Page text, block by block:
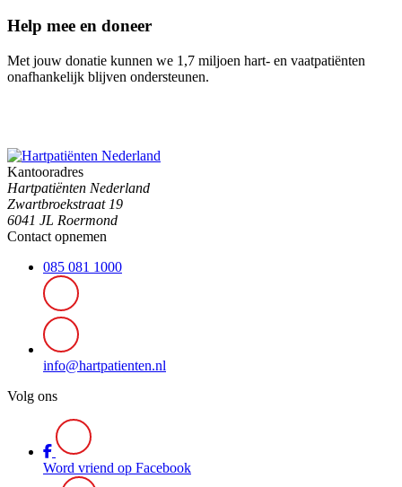
Help mee en doneer
Met jouw donatie kunnen we 1,7 miljoen hart- en vaatpatiënten
onafhankelijk blijven ondersteunen.
Kantooradres
Hartpatiënten Nederland
Zwartbroekstraat 19
6041 JL Roermond
Contact opnemen
085 081 1000
info@hartpatienten.nl
Volg ons
Word vriend op Facebook